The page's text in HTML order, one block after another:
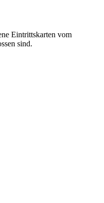
Eintrittskarten vom
sind.